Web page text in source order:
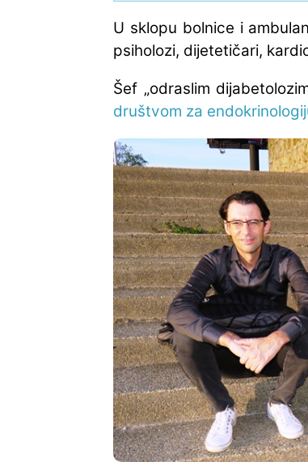
U sklopu bolnice i
psiholozi, dijetetičari,
Šef „odraslim
društvom za